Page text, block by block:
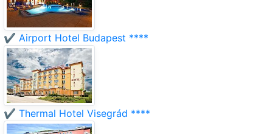
✔️ Airport Hotel Budapest ****
✔️ Thermal Hotel Visegrád ****